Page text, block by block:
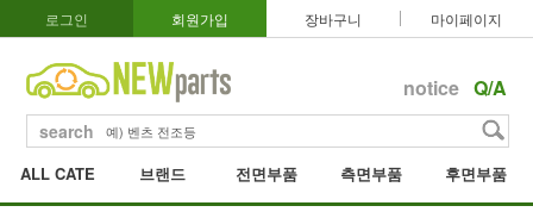
로그인 회원가입 장바구니 마이페이지
notice Q/A
search
ALL CATE 브랜드 전면부품 측면부품 후면부품